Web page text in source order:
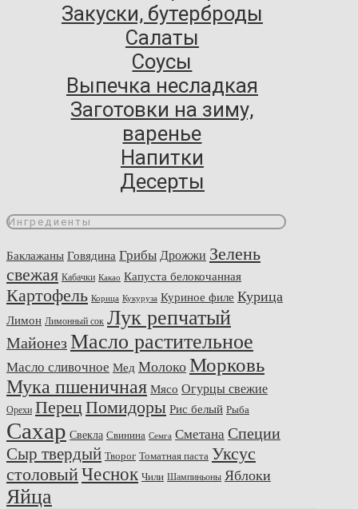
Закуски, бутерброды
Салаты
Соусы
Выпечка несладкая
Заготовки на зиму,
варенье
Напитки
Десерты
Ингредиенты
Баклажаны Говядина Грибы Дрожжи Зелень
свежая Кабачки Какао Капуста белокочанная
Картофель Корица Кукуруза Куриное филе Курица
Лимон Лимонный сок Лук репчатый
МайонезМасло растительное
Масло сливочное Мед Молоко Морковь
Мука пшеничная Мясо Огурцы свежие
Орехи ПерецПомидоры Рис белый Рыба
Сахар Свекла Свинина Семга Сметана Специи
Сыр твердый Творог Томатная паста Уксус
столовыйЧеснок Чили Шампиньоны Яблоки
Яйца